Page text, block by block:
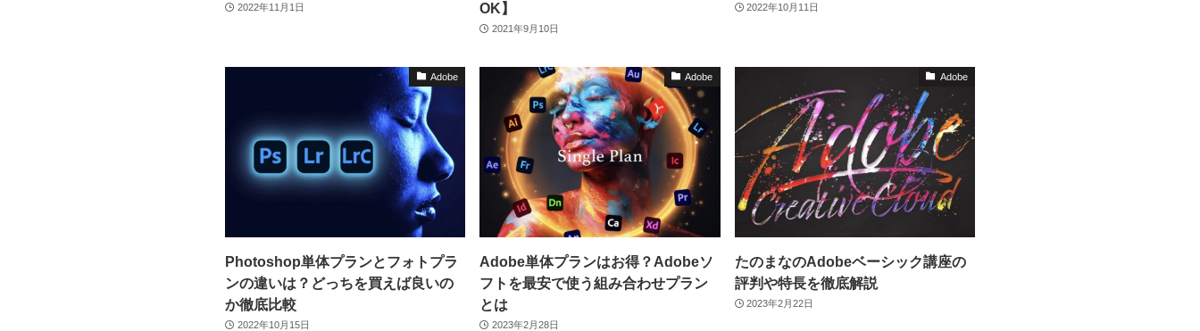
2022年11月1日
OK】
2021年9月10日
2022年10月11日
Adobe
Photoshop単体プランとフォトプラ
ンの違いは？どっちを買えば良いの
か徹底比較
2022年10月15日
Adobe
Adobe単体プランはお得？Adobeソ
フトを最安で使う組み合わせプラン
とは
2023年2月28日
Adobe
たのまなのAdobeベーシック講座の
評判や特長を徹底解説
2023年2月22日